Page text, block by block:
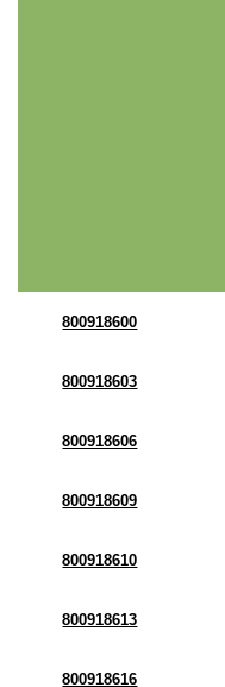
800918600
800918603
800918606
800918609
800918610
800918613
800918616